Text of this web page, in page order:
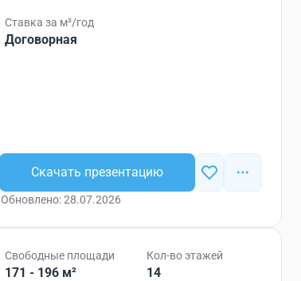
Ставка за м²/год
Договорная
Скачать презентацию
Обновлено: 28.07.2026
Свободные площади
171 - 196 м²
Кол-во этажей
14